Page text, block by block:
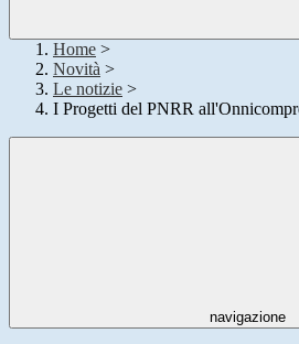
Home >
Novità >
Le notizie >
I Progetti del PNRR
navigazione